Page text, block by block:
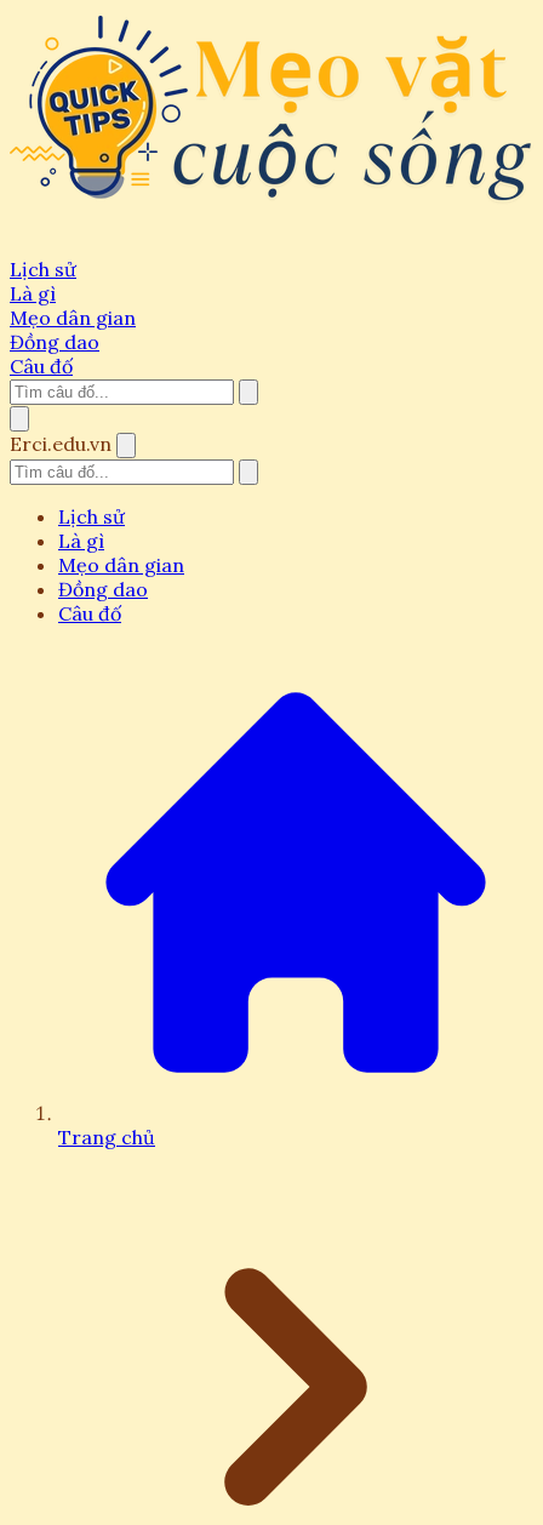
Lịch sử
Là gì
Mẹo dân gian
Đồng dao
Câu đố
Erci.edu.vn
Lịch sử
Là gì
Mẹo dân gian
Đồng dao
Câu đố
Trang chủ